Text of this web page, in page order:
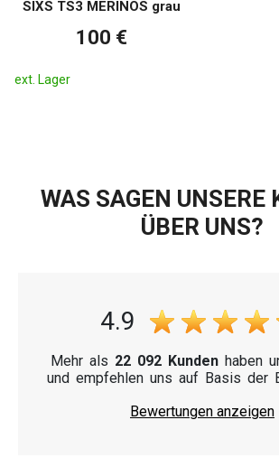
SIXS TS3 MERINOS grau
100 €
ext. Lager
WAS SAGEN UNSERE
ÜBER UNS?
4.9
Mehr als 22 092 Kundenhaben
und empfehlen uns auf Basis der
Bewertungen anzeigen